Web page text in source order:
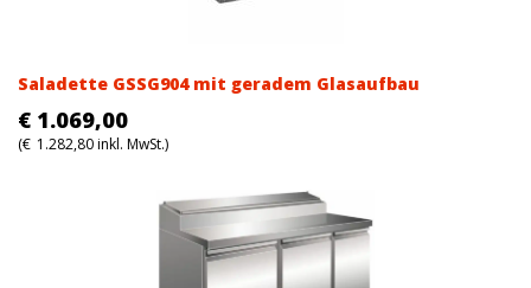
Saladette GSSG904 mit geradem Glasaufbau
€ 1.069,00
(€ 1.282,80inkl. MwSt.)